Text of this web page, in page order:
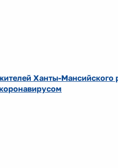
Ханты-Мансийского